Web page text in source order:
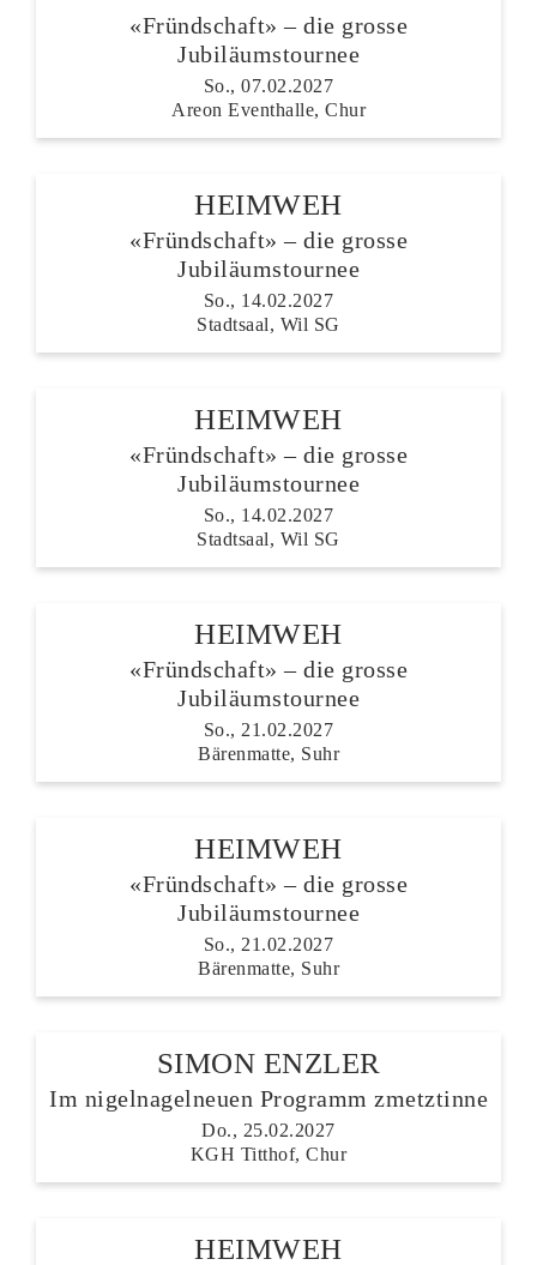
«Fründschaft» – die grosse
Jubiläumstournee
So., 07.02.2027
Areon Eventhalle, Chur
HEIMWEH
«Fründschaft» – die grosse
Jubiläumstournee
So., 14.02.2027
Stadtsaal, Wil SG
HEIMWEH
«Fründschaft» – die grosse
Jubiläumstournee
So., 14.02.2027
Stadtsaal, Wil SG
HEIMWEH
«Fründschaft» – die grosse
Jubiläumstournee
So., 21.02.2027
Bärenmatte, Suhr
HEIMWEH
«Fründschaft» – die grosse
Jubiläumstournee
So., 21.02.2027
Bärenmatte, Suhr
SIMON ENZLER
Im nigelnagelneuen Programm zmetztinne
Do., 25.02.2027
KGH Titthof, Chur
HEIMWEH